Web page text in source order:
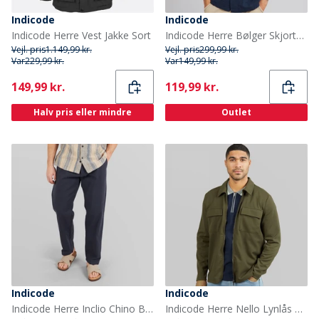
Indicode
Indicode Herre Vest Jakke Sort
Vejl. pris1.149,99 kr.
Var229,99 kr.
Current
149,99 kr.
Halv pris eller mindre
Indicode
Indicode Herre Bølger Skjorte Sky Captain
Vejl. pris299,99 kr.
Var149,99 kr.
Current
119,99 kr.
Outlet
Indicode
Indicode Herre Inclio Chino Bukser Navy
Indicode
Indicode Herre Nello Lynlås Skjorte Army